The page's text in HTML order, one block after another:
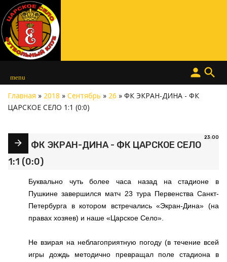
menu search
person
Главная » 2018 » Сентябрь » 26 » ФК ЭКРАН-ДИНА - ФК
ЦАРСКОЕ СЕЛО 1:1 (0:0)
23:00
ФК ЭКРАН-ДИНА - ФК ЦАРСКОЕ СЕЛО
1:1 (0:0)
Буквально чуть более часа назад на стадионе в
Пушкине завершился матч 23 тура Первенства Санкт-
Петербурга в котором встречались «Экран-Дина» (на
правах хозяев) и наше «Царское Село».
Не взирая на неблагоприятную погоду (в течение всей
игры дождь методично превращал поле стадиона в